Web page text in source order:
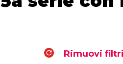
Rimuovi filtri